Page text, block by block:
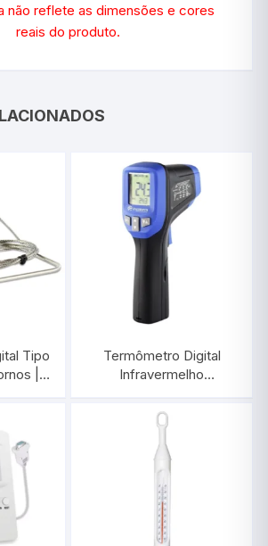
não reflete as dimensões e cores
reais do produto.
Tipo
|
Termômetro Digital
Infravermelho
INCOTERM ST-620